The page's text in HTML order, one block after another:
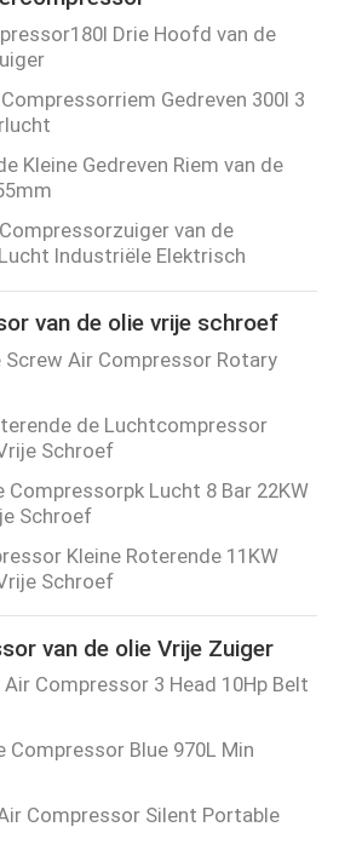
Drie Hoofd van de
Gedreven 300l 3
Kleine Gedreven Riem van de
van de
Industriële Elektrisch
van de olie vrije schroef
Screw Air Compressor Rotary
de Luchtcompressor
Schroef
Compressorpk Lucht 8 Bar 22KW
Schroef
Kleine Roterende 11KW
Schroef
van de olie Vrije Zuiger
Compressor 3 Head 10Hp Belt
Compressor Blue 970L Min
Compressor Silent Portable